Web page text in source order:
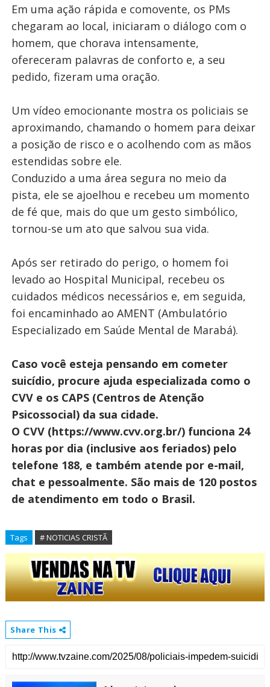
Em uma ação rápida e comovente, os PMs
chegaram ao local, iniciaram o diálogo com o
homem, que chorava intensamente,
ofereceram palavras de conforto e, a seu
pedido, fizeram uma oração.
Um vídeo emocionante mostra os policiais se
aproximando, chamando o homem para deixar
a posição de risco e o acolhendo com as mãos
estendidas sobre ele.
Conduzido a uma área segura no meio da
pista, ele se ajoelhou e recebeu um momento
de fé que, mais do que um gesto simbólico,
tornou-se um ato que salvou sua vida.
Após ser retirado do perigo, o homem foi
levado ao Hospital Municipal, recebeu os
cuidados médicos necessários e, em seguida,
foi encaminhado ao AMENT (Ambulatório
Especializado em Saúde Mental de Marabá).
Caso você esteja pensando em cometer
suicídio, procure ajuda especializada como o
CVV e os CAPS (Centros de Atenção
Psicossocial) da sua cidade.
O CVV (https://www.cvv.org.br/) funciona 24
horas por dia (inclusive aos feriados) pelo
telefone 188, e também atende por e-mail,
chat e pessoalmente. São mais de 120 postos
de atendimento em todo o Brasil.
Tags # NOTICIAS CRISTÃ
Share This